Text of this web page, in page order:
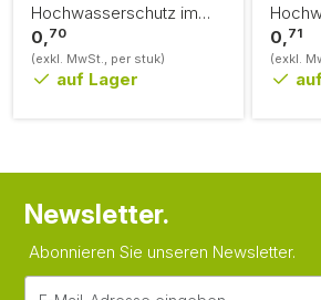
Hochwasserschutz im
Falle eines
Schadensereignisses
0, 70
(exkl. MwSt., per stuk)
auf Lager
Falle
0, 71
(exkl.
Newsletter.
Abonnieren Sie unseren Newsletter.